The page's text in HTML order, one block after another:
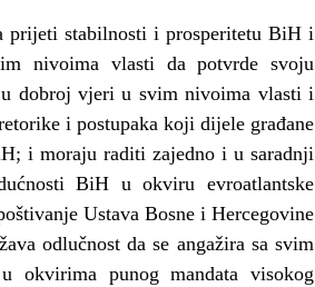
prijeti stabilnosti i prosperitetu BiH i
nivoima vlasti da potvrde svoju
dobroj vjeri u svim nivoima vlasti i
i postupaka koji dijele građane
i moraju raditi zajedno i u saradnji
BiH u okviru evroatlantske
Ustava Bosne i Hercegovine
odlučnost da se angažira sa svim
okvirima punog mandata visokog